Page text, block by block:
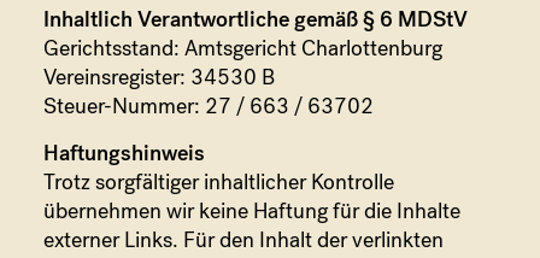
Inhaltlich Verantwortliche gemäß § 6 MDStV
Gerichtsstand: Amtsgericht Charlottenburg
Vereinsregister: 34530 B
Steuer-Nummer: 27 / 663 / 63702
Haftungshinweis
Trotz sorgfältiger inhaltlicher Kontrolle
übernehmen wir keine Haftung für die Inhalte
externer Links. Für den Inhalt der verlinkten